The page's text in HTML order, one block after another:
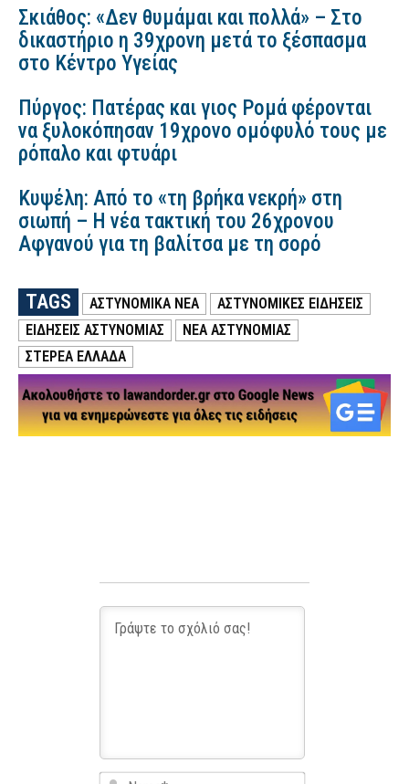
Σκιάθος: «Δεν θυμάμαι και πολλά» – Στο
δικαστήριο η 39χρονη μετά το ξέσπασμα
στο Κέντρο Υγείας
Πύργος: Πατέρας και γιος Ρομά φέρονται
να ξυλοκόπησαν 19χρονο ομόφυλό τους με
ρόπαλο και φτυάρι
Κυψέλη: Από το «τη βρήκα νεκρή» στη
σιωπή – Η νέα τακτική του 26χρονου
Αφγανού για τη βαλίτσα με τη σορό
TAGS ΑΣΤΥΝΟΜΙΚΑ ΝΕΑ
ΑΣΤΥΝΟΜΙΚΕΣ ΕΙΔΗΣΕΙΣ
ΕΙΔΗΣΕΙΣ ΑΣΤΥΝΟΜΙΑΣ
ΝΕΑ ΑΣΤΥΝΟΜΙΑΣ
ΣΤΕΡΕΑ ΕΛΛΑΔΑ
Name*